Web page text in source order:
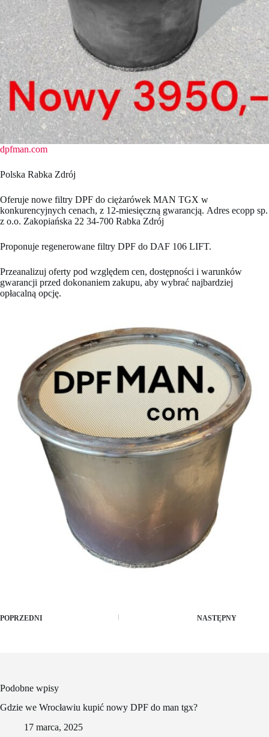
dpfman.com
Polska Rabka Zdrój
Oferuje nowe filtry DPF do ciężarówek MAN TGX w
konkurencyjnych cenach, z 12-miesięczną gwarancją. Adres ecopp sp.
z o.o. Zakopiańska 22 34-700 Rabka Zdrój
Proponuje regenerowane filtry DPF do DAF 106 LIFT.
Przeanalizuj oferty pod względem cen, dostępności i warunków
gwarancji przed dokonaniem zakupu, aby wybrać najbardziej
opłacalną opcję.
POPRZEDNI NASTĘPNY
Podobne wpisy
Gdzie we Wrocławiu kupić nowy DPF do man tgx?
17 marca, 2025